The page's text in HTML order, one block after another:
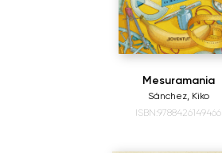
Mesuramania
Sánchez, Kiko
ISBN:9788426149466